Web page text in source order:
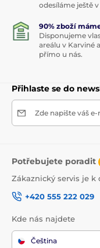
odesíláme ještě
90% zboží
Disponujeme
areálu v Karviné
přímo u nás.
Přihlaste se do
Zde napište váš
Potřebujete poradit
Zákaznický servis je k
+420 555 222 029
Kde nás najdete
Čeština